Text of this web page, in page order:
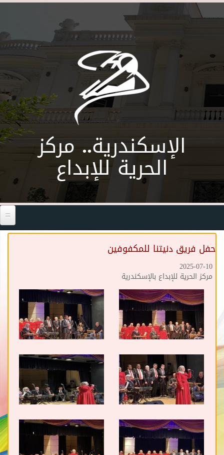
Skip to main content
الإسكندرية.. مركز
الحرية للإبداع
حفل فريق دنيتنا للمكفوفين
2025-07-10
مركز الحرية للإبداع بالإسكندرية